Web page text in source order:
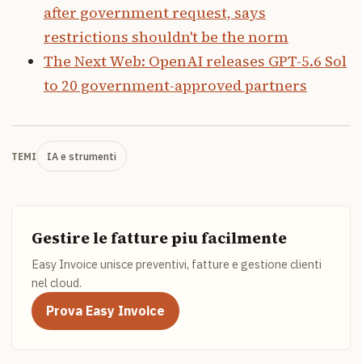
after government request, says
restrictions shouldn't be the norm
The Next Web: OpenAI releases GPT-5.6 Sol
to 20 government-approved partners
TEMI IA e strumenti
Gestire le fatture piu facilmente
Easy Invoice unisce preventivi, fatture e gestione clienti
nel cloud.
Prova Easy Invoice